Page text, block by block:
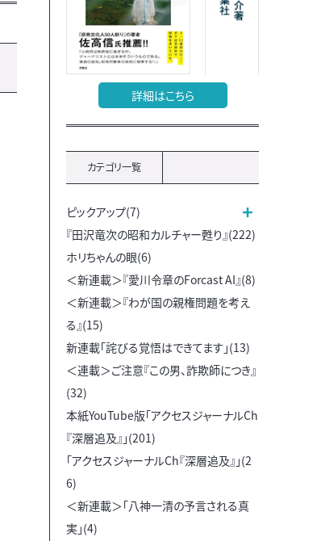
詳細はこちら
カテゴリ一覧
ピックアップ(7)
『田沢竜次の昭和カルチャー甦り』(222)
ホリちゃんの眼(6)
＜新連載＞『愛川令章のForcast AI』(8)
＜新連載＞『わが国の親権問題を考え
る』(15)
新連載「詫びる覚悟はできてます」(13)
＜連載＞ご注意『この男、詐欺師につき』
(32)
本紙YouTube版「アクセスジャーナルCh
『深層追及』」(201)
「アクセスジャーナルCh『深層追及』」(2
6)
＜新連載＞「八神一清の予言される真
実」(4)